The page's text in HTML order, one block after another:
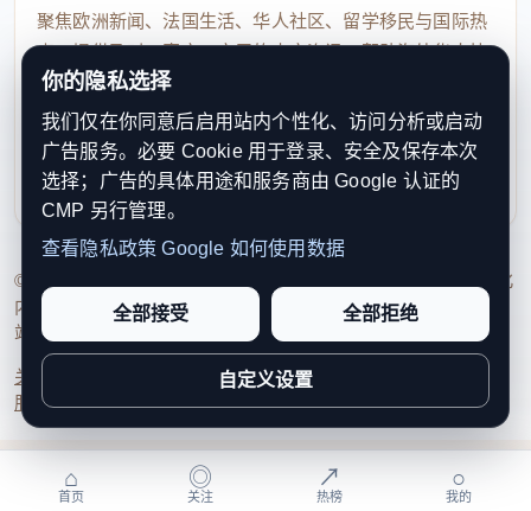
聚焦欧洲新闻、法国生活、华人社区、留学移民与国际热
点，提供及时、真实、实用的中文资讯，帮助海外华人快
速了解欧洲动态。
contact@xinouzhou.com
服务支持、版权与合作：工作日优先处理站务、投稿与权
利通知
© 2026 新欧洲·欧洲头条. All Rights Reserved. 本网站持续优化
内容透明度、联系方式与用户权利说明，以提升品牌信任感和
站点完整度。
关于我们 编辑规范日期归档隐私政策
服务条款联系我们
你的隐私选择
我们仅在你同意后启用站内个性化、访问分析或启动
广告服务。必要 Cookie 用于登录、安全及保存本次
选择；广告的具体用途和服务商由 Google 认证的
CMP 另行管理。
查看隐私政策 Google 如何使用数据
全部接受 全部拒绝
自定义设置
⌂
首页
◎
关注
↗
热榜
○
我的